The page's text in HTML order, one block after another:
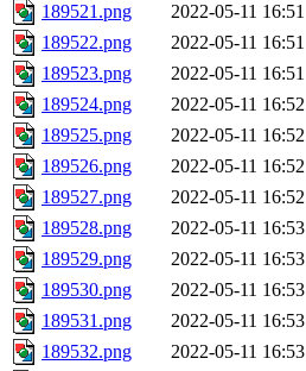
189521.png
2022-05-11 16:51
189522.png
2022-05-11 16:51
189523.png
2022-05-11 16:51
189524.png
2022-05-11 16:52
189525.png
2022-05-11 16:52
189526.png
2022-05-11 16:52
189527.png
2022-05-11 16:52
189528.png
2022-05-11 16:53
189529.png
2022-05-11 16:53
189530.png
2022-05-11 16:53
189531.png
2022-05-11 16:53
189532.png
2022-05-11 16:53